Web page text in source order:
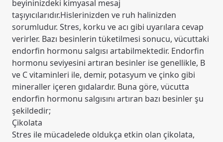
beyininizdeki kimyasal mesaj
taşıyıcılarıdır.Hislerinizden ve ruh halinizden
sorumludur. Stres, korku ve acı gibi uyarılara cevap
verirler. Bazı besinlerin tüketilmesi sonucu, vücuttaki
endorfin hormonu salgısı artabilmektedir. Endorfin
hormonu seviyesini artıran besinler ise genellikle, B
ve C vitaminleri ile, demir, potasyum ve çinko gibi
mineraller içeren gıdalardır. Buna göre, vücutta
endorfin hormonu salgısını artıran bazı besinler şu
şekildedir;
Çikolata
Stres ile mücadelede oldukça etkin olan çikolata,